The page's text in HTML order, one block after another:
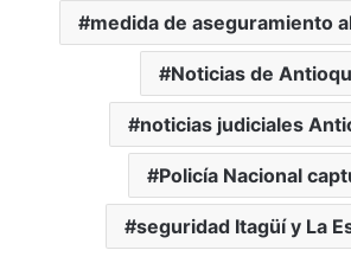
medida de aseguramiento
Noticias de
noticias judiciales
Policía Nacional
seguridad Itagüí y La